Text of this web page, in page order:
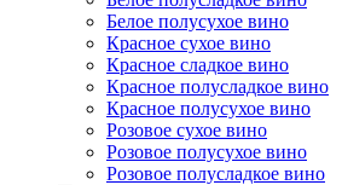
Белое полусухое вино
Красное сухое вино
Красное сладкое вино
Красное полусладкое вино
Красное полусухое вино
Розовое сухое вино
Розовое полусухое вино
Розовое полусладкое вино